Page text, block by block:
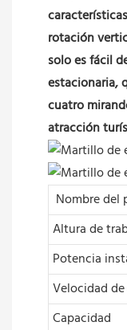
rotación
solo es fácil
estacionaria,
cuatro
atracción
Nombre del
Altura de
Potencia
Velocidad
Capacidad